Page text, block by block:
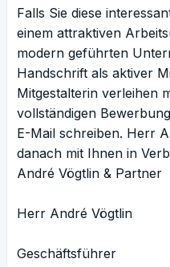
Falls Sie diese
einem attraktiven
modern geführten
Handschrift als aktiver
Mitgestalterin verleihen
vollständigen
E-Mail schreiben. Herr
danach mit Ihnen in
André Vögtlin & Partner
Herr André Vögtlin
Geschäftsführer